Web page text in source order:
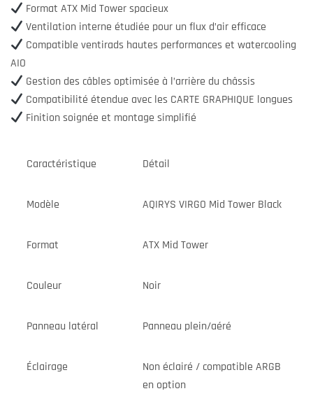
Format ATX Mid Tower spacieux
Ventilation interne étudiée pour un flux d’air efficace
Compatible ventirads hautes performances et watercooling
AIO
Gestion des câbles optimisée à l’arrière du châssis
Compatibilité étendue avec les CARTE GRAPHIQUE longues
Finition soignée et montage simplifié
Caractéristique Détail
Modèle AQIRYS VIRGO Mid Tower Black
Format ATX Mid Tower
Couleur Noir
Panneau latéral Panneau plein/aéré
Éclairage
Non éclairé / compatible ARGB
en option